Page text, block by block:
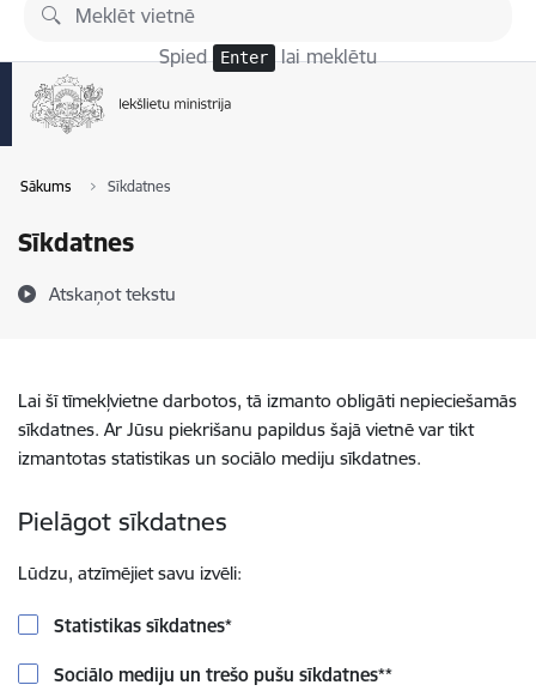
Pāriet uz lapas saturu
Spied Enter lai meklētu
Sākums Sīkdatnes
Sīkdatnes
Atskaņot tekstu
Lai šī tīmekļvietne darbotos, tā izmanto obligāti nepieciešamās
sīkdatnes. Ar Jūsu piekrišanu papildus šajā vietnē var tikt
izmantotas statistikas un sociālo mediju sīkdatnes.
Pielāgot sīkdatnes
Lūdzu, atzīmējiet savu izvēli:
Statistikas sīkdatnes*
Sociālo mediju un trešo pušu sīkdatnes**